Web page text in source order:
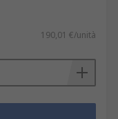
190,01 €/unità